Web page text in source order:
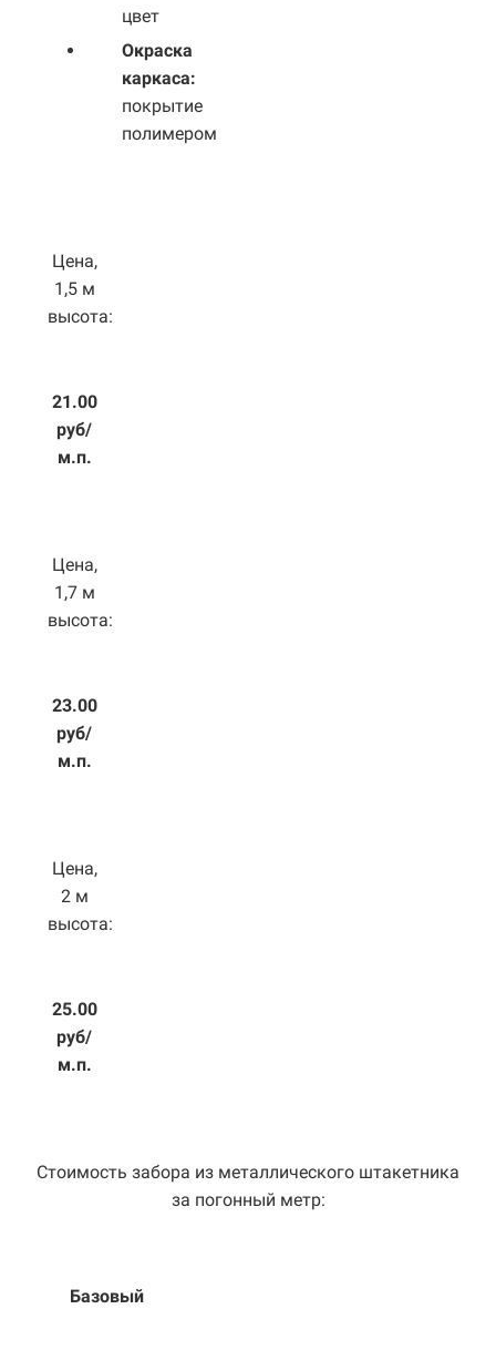
цвет
Окраска
каркаса:
покрытие
полимером
Цена,
1,5 м
высота:
21.00
руб/
м.п.
Цена,
1,7 м
высота:
23.00
руб/
м.п.
Цена,
2 м
высота:
25.00
руб/
м.п.
Стоимость забора из металлического штакетника
за погонный метр:
Базовый